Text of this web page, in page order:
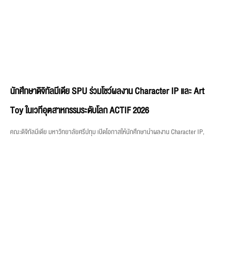
นักศึกษาดิจิทัลมีเดีย SPU ร่วมโชว์ผลงาน Character IP และ Art
Toy ในเวทีอุตสาหกรรมระดับโลก ACTIF 2026
คณะดิจิทัลมีเดีย มหาวิทยาลัยศรีปทุม เปิดโอกาสให้นักศึกษานำผลงาน Character IP,